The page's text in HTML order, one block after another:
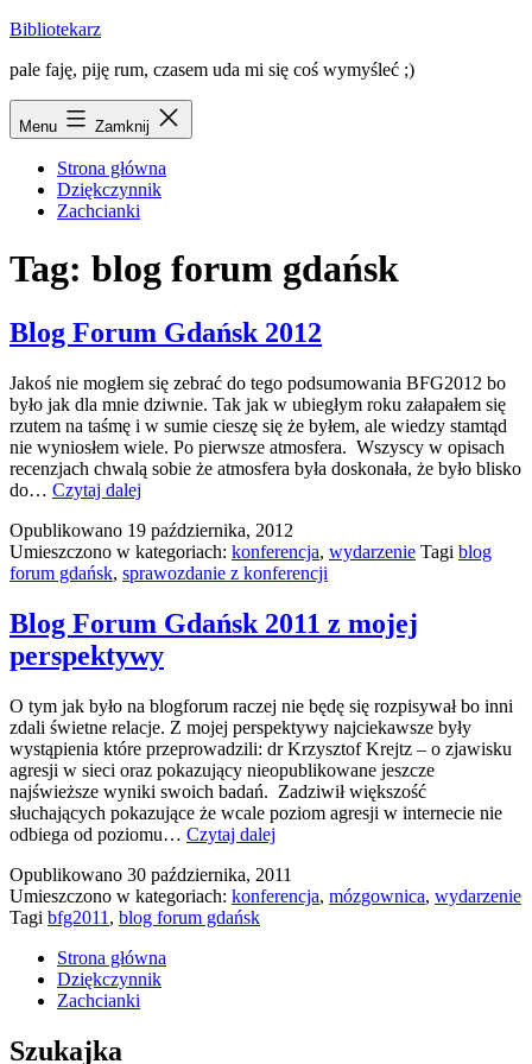
Przejdź
treści
Bibliotekarz
pale faję, piję rum, czasem uda mi się coś wymyśleć ;)
Menu Zamknij
Strona główna
Dziękczynnik
Zachcianki
Tag: blog forum gdańsk
Blog Forum Gdańsk 2012
Jakoś nie mogłem się zebrać do tego podsumowania BFG2012 bo
było jak dla mnie dziwnie. Tak jak w ubiegłym roku załapałem się
rzutem na taśmę i w sumie cieszę się że byłem, ale wiedzy stamtąd
nie wyniosłem wiele. Po pierwsze atmosfera. Wszyscy w opisach
recenzjach chwalą sobie że atmosfera była doskonała, że było blisko
do… Czytaj dalej
Gdańsk
2012
Opublikowano 19 października, 2012
Umieszczono w kategoriach: konferencja, wydarzenie Tagi blog
forum gdańsk, sprawozdanie z konferencji
Blog Forum Gdańsk 2011 z mojej
perspektywy
O tym jak było na blogforum raczej nie będę się rozpisywał bo inni
zdali świetne relacje. Z mojej perspektywy najciekawsze były
wystąpienia które przeprowadzili: dr Krzysztof Krejtz – o zjawisku
agresji w sieci oraz pokazujący nieopublikowane jeszcze
najświeższe wyniki swoich badań. Zadziwił większość
słuchających pokazujące że wcale poziom agresji w internecie nie
odbiega od poziomu… Czytaj dalej
Gdańsk
2011
Opublikowano 30 października, 2011
Umieszczono w kategoriach: konferencja, mózgownica, wydarzenie
Tagi bfg2011 , blog forum gdańsk
Strona główna
Dziękczynnik
Zachcianki
Szukajka